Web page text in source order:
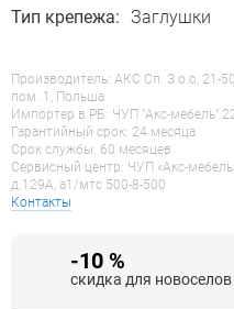
Тип крепежа: Заглушки
Производитель: АКС Сп. З о.о,
пом. 1, Польша
Импортер в РБ: ЧУП "Акс-мебель"
Гарантийный срок: 24 месяца
Срок службы: 60 месяцев
Сервисный центр: ЧУП «Акс-
д.129А, a1/мтс 500-8-500
Контакты
-10 %
скидка для новоселов